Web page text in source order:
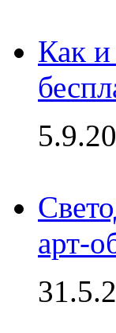
Как и
арт-